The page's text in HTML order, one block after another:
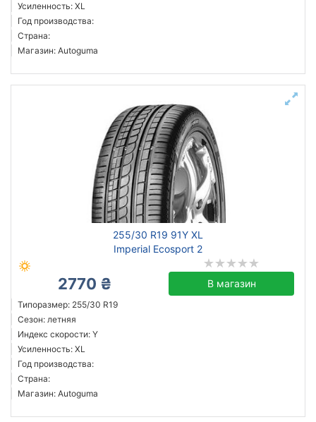
Усиленность: XL
Год производства:
Страна:
Магазин: Autoguma
255/30 R19 91Y XL
Imperial Ecosport 2
2770 ₴ В магазин
Типоразмер: 255/30 R19
Сезон: летняя
Индекс скорости: Y
Усиленность: XL
Год производства:
Страна:
Магазин: Autoguma